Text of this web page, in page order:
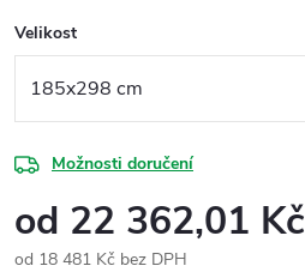
Velikost
Možnosti doručení
od 22 362,01 Kč
od 18 481 Kč bez DPH